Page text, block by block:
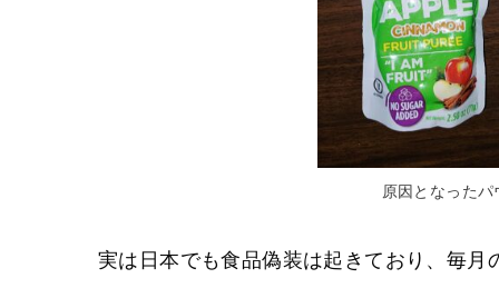
原因となった
実は日本でも食品偽装は起きており、毎月